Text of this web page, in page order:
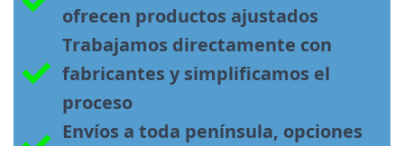
ofrecen productos ajustados
Trabajamos directamente con
fabricantes y simplificamos el
proceso
Envíos a toda península, opciones